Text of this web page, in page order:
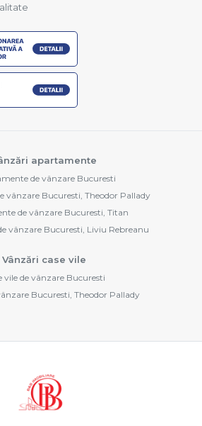
apartamente
de vânzare Bucuresti
vânzare Bucuresti, Theodor Pallady
de vânzare Bucuresti, Titan
vânzare Bucuresti, Liviu Rebreanu
Vânzări case vile
vile de vânzare Bucuresti
Bucuresti, Theodor Pallady